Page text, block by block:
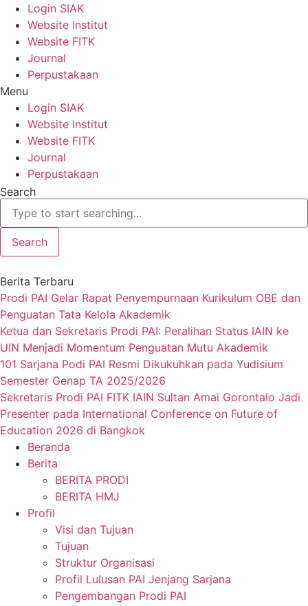
Skip
content
Login SIAK
Website Institut
Website FITK
Journal
Perpustakaan
Menu
Login SIAK
Website Institut
Website FITK
Journal
Perpustakaan
Search
Search
Berita Terbaru
Prodi PAI Gelar Rapat Penyempurnaan Kurikulum OBE dan
Penguatan Tata Kelola Akademik
Ketua dan Sekretaris Prodi PAI: Peralihan Status IAIN ke
UIN Menjadi Momentum Penguatan Mutu Akademik
101 Sarjana Podi PAI Resmi Dikukuhkan pada Yudisium
Semester Genap TA 2025/2026
Sekretaris Prodi PAI FITK IAIN Sultan Amai Gorontalo Jadi
Presenter pada International Conference on Future of
Education 2026 di Bangkok
Beranda
Berita
BERITA PRODI
BERITA HMJ
Profil
Visi dan Tujuan
Tujuan
Struktur Organisasi
Profil Lulusan PAI Jenjang Sarjana
Pengembangan Prodi PAI